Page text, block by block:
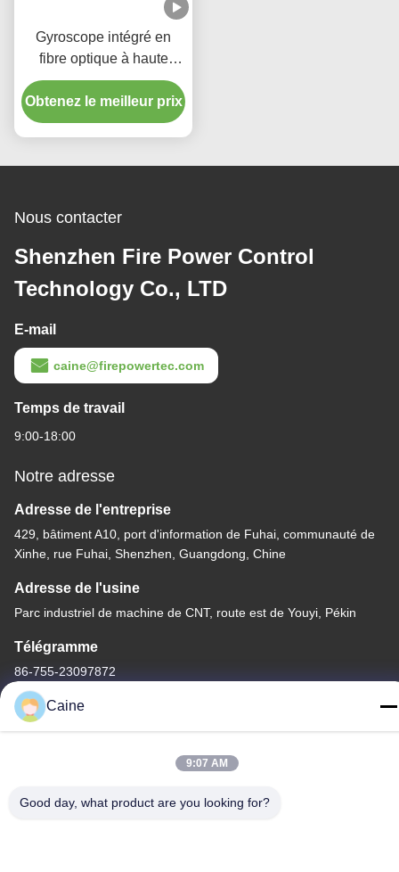
Gyroscope intégré en
fibre optique à haute
précision FOG micro-
nano avec stabilité de
biais zéro ≤ 0,8°/h 10s
Obtenez le meilleur prix
Nous contacter
Shenzhen Fire Power Control
Technology Co., LTD
E-mail
caine@firepowertec.com
Temps de travail
9:00-18:00
Notre adresse
Adresse de l'entreprise
429, bâtiment A10, port d'information de Fuhai, communauté de
Xinhe, rue Fuhai, Shenzhen, Guangdong, Chine
Adresse de l'usine
Parc industriel de machine de CNT, route est de Youyi, Pékin
Télégramme
86-755-23097872
d'accéléromètre Le fournisseur. -2026 Shenzhen Fire Power
Caine
9:07 AM
Good day, what product are you looking for?